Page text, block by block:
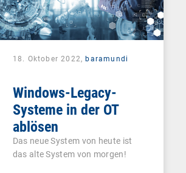
18. Oktober 2022,baramundi
Windows-Legacy-
Systeme in der OT
ablösen
Das neue System von heute ist
das alte System von morgen!